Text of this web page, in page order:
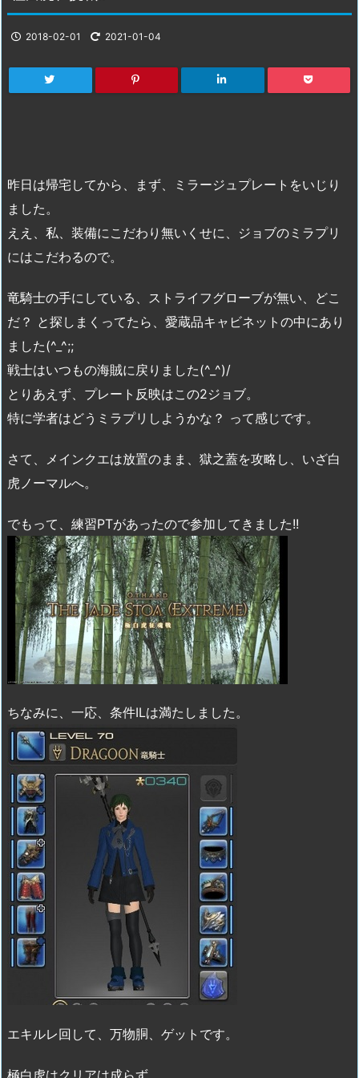
2018-02-01 2021-01-04
昨日は帰宅してから、まず、ミラージュプレートをいじり
ました。
ええ、私、装備にこだわり無いくせに、ジョブのミラプリ
にはこだわるので。
竜騎士の手にしている、ストライフグローブが無い、どこ
だ？ と探しまくってたら、愛蔵品キャビネットの中にあり
ました(^_^;;
戦士はいつもの海賊に戻りました(^_^)/
とりあえず、プレート反映はこの2ジョブ。
特に学者はどうミラプリしようかな？ って感じです。
さて、メインクエは放置のまま、獄之蓋を攻略し、いざ白
虎ノーマルへ。
でもって、練習PTがあったので参加してきました!!
ちなみに、一応、条件ILは満たしました。
エキルレ回して、万物胴、ゲットです。
極白虎はクリアは成らず。